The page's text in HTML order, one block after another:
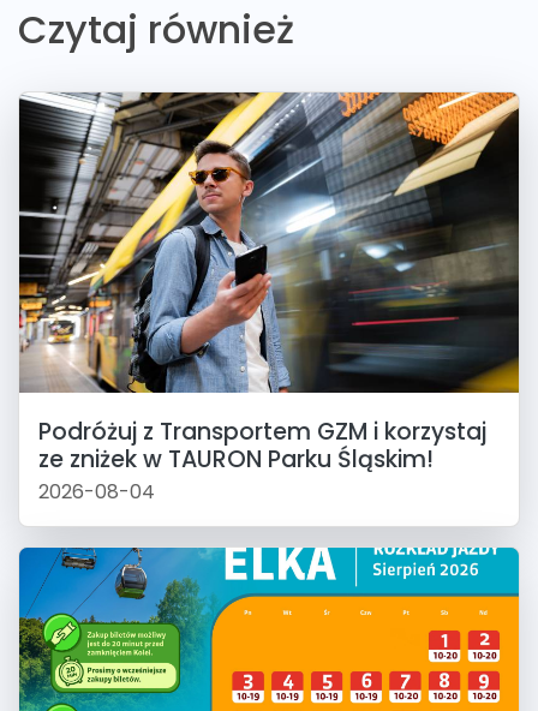
Czytaj również
Podróżuj z Transportem GZM i korzystaj
ze zniżek w TAURON Parku Śląskim!
2026-08-04